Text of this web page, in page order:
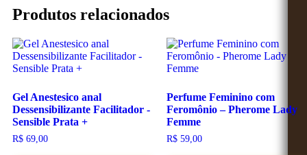
Produtos relacionados
Gel Anestesico anal
Dessensibilizante Facilitador -
Sensible Prata +
R$ 69,00
Perfume Feminino com
Feromônio – Pherome Lady
Femme
R$59,00